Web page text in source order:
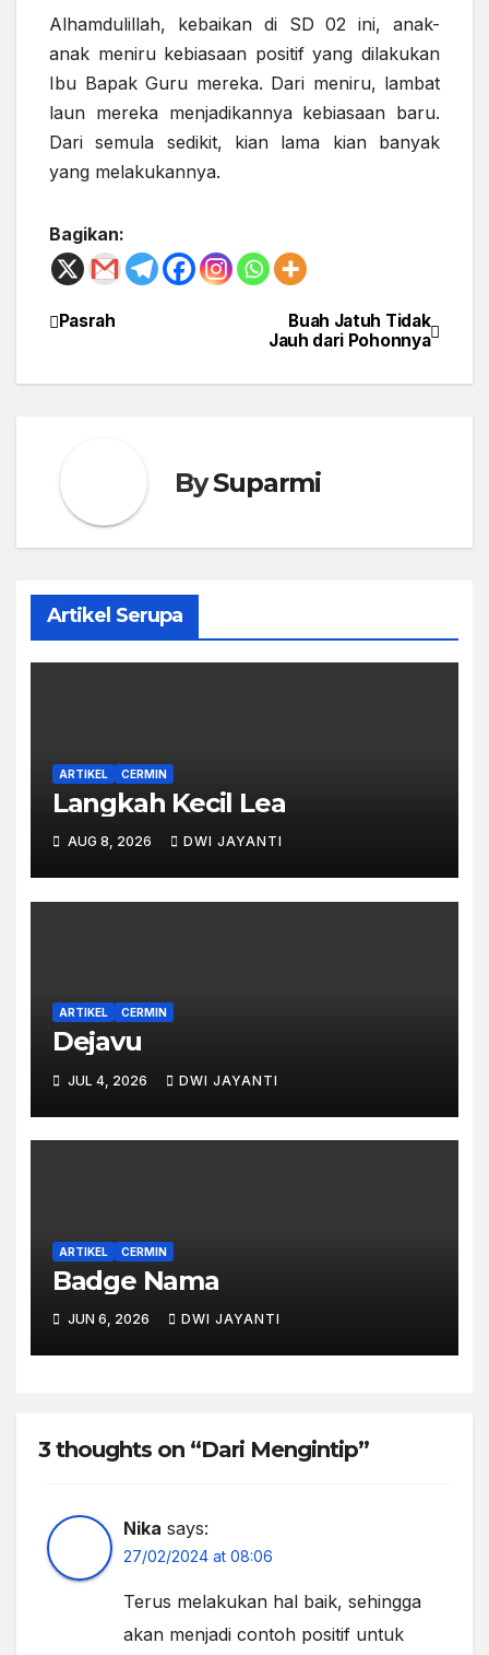
Alhamdulillah, kebaikan di SD 02 ini, anak-
anak meniru kebiasaan positif yang dilakukan
Ibu Bapak Guru mereka. Dari meniru, lambat
laun mereka menjadikannya kebiasaan baru.
Dari semula sedikit, kian lama kian banyak
yang melakukannya.
Bagikan:
Post
navigation
Buah Jatuh Tidak
Jauh dari Pohonnya
Pasrah
BySuparmi
Artikel Serupa
ARTIKEL CERMIN
Langkah Kecil Lea
AUG 8, 2026 DWI JAYANTI
ARTIKEL CERMIN
Dejavu
JUL 4, 2026 DWI JAYANTI
ARTIKEL CERMIN
Badge Nama
JUN 6, 2026 DWI JAYANTI
3 thoughts on “Dari Mengintip”
Nika says:
27/02/2024 at 08:06
Terus melakukan hal baik, sehingga
akan menjadi contoh positif untuk